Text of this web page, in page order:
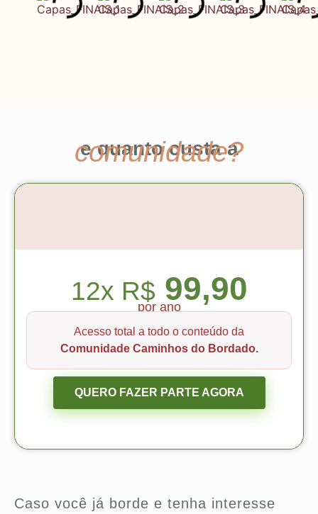
e quanto custa a
comunidade?
12x R$ 99,90
por ano
Acesso total a todo o conteúdo da
Comunidade Caminhos do Bordado.
QUERO FAZER PARTE AGORA
Caso você já borde e tenha interesse